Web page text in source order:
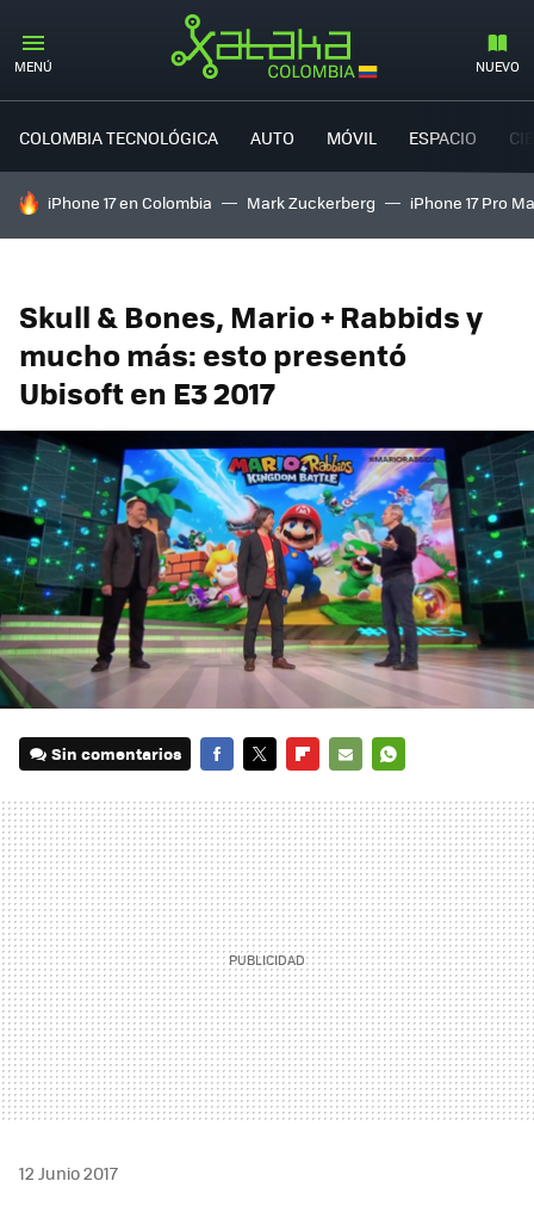
MENÚ NUEVO
COLOMBIA TECNOLÓGICA AUTO MÓVIL ESPACIO
HOY SE HABLA DE
iPhone 17 en Colombia Mark Zuckerberg iPhone 17 Pro
Skull & Bones, Mario + Rabbids y
mucho más: esto presentó
Ubisoft en E3 2017
Sin comentarios
MAIL
12 Junio 2017